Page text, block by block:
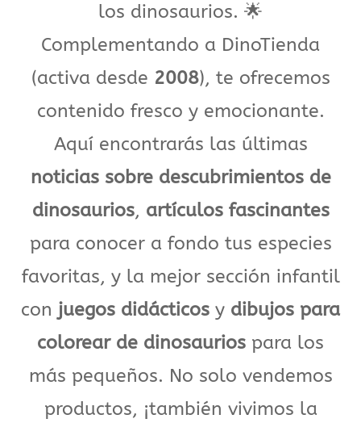
los dinosaurios. 🌟
Complementando a DinoTienda
(activa desde 2008), te ofrecemos
contenido fresco y emocionante.
Aquí encontrarás las últimas
noticias sobre descubrimientos de
dinosaurios, artículos fascinantes
para conocer a fondo tus especies
favoritas, y la mejor sección infantil
con juegos didácticos y dibujos para
colorear de dinosaurios para los
más pequeños. No solo vendemos
productos, ¡también vivimos la